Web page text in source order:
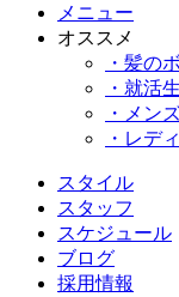
メニュー
オススメ
・髪の
・就活
・メン
・レデ
スタイル
スタッフ
スケジュール
ブログ
採用情報